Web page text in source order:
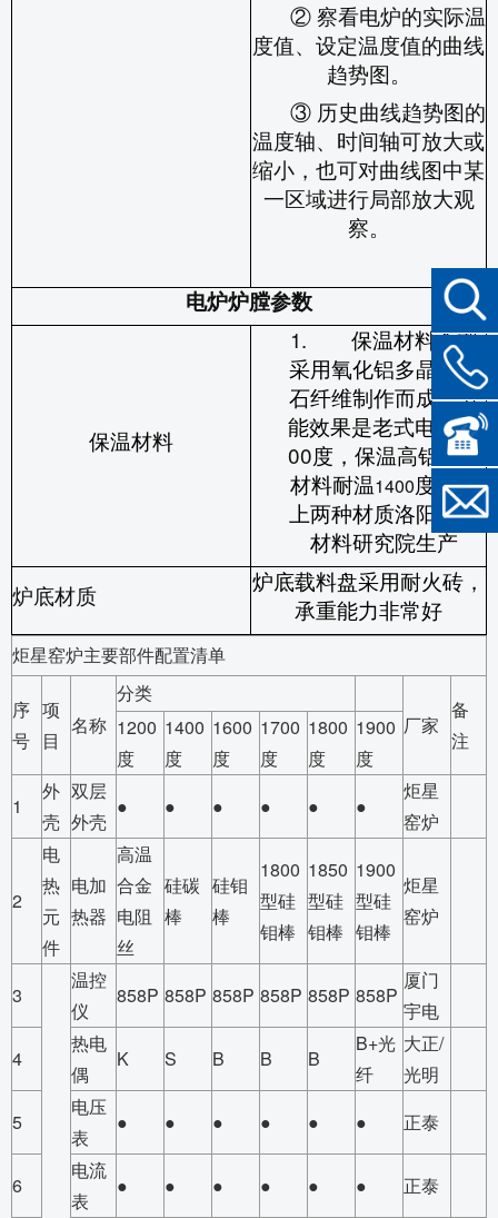
② 察看电炉的实际温
度值、设定温度值的曲线
趋势图。
③ 历史曲线趋势图的
温度轴、时间轴可放大或
缩小，也可对曲线图中某
一区域进行局部放大观
察。
电炉炉膛参数
保温材料
1.
保温材料全部
采用氧化铝多晶莫来
石纤维制作而成，节
能效果是老式电炉16
00度，保温高铝纤维
材料耐温1400度，以
上两种材质洛阳耐火
材料研究院生产
炉底材质
炉底载料盘采用耐火砖，
承重能力非常好
炬星窑炉主要部件配置清单
序
号
项
目
名称
分类
厂家
备
注
1200
度
1400
度
1600
度
1700
度
1800
度
1900
度
1
外
壳
双层
外壳
● ● ● ● ● ●
炬星
窑炉
2
电
热
元
件
电加
热器
高温
合金
电阻
丝
硅碳
棒
硅钼
棒
1800
型硅
钼棒
1850
型硅
钼棒
1900
型硅
钼棒
炬星
窑炉
3
温控
仪
858P 858P 858P 858P 858P 858P
厦门
宇电
4
热电
偶
K S B B B
B+光
纤
大正/
光明
5
电压
表
● ● ● ● ● ● 正泰
6
电流
表
● ● ● ● ● ● 正泰